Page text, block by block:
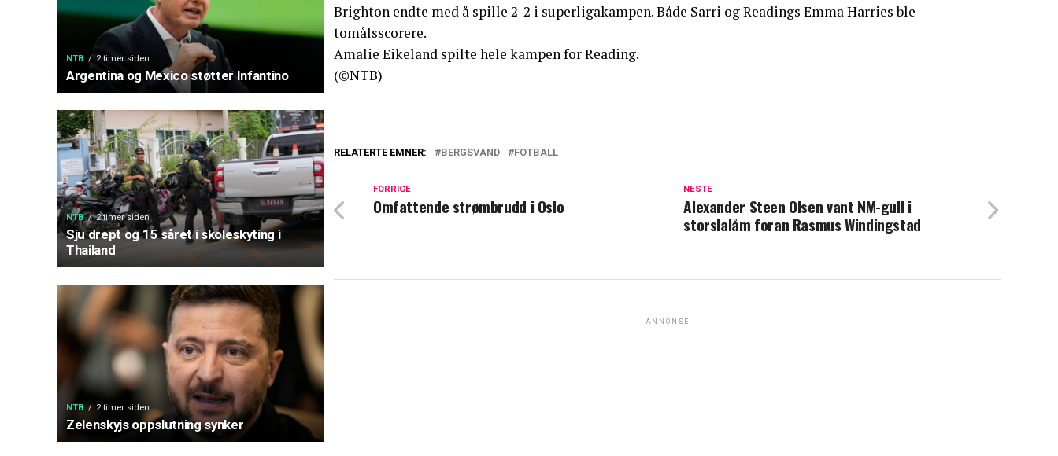
NTB 2 timer siden
Argentina og Mexico støtter Infantino
NTB 2 timer siden
Sju drept og 15 såret i skoleskyting i
Thailand
NTB 2 timer siden
Zelenskyjs oppslutning synker
Brighton endte med å spille 2-2 i superligakampen. Både Sarri og Readings Emma Harries ble
tomålsscorere.
Amalie Eikeland spilte hele kampen for Reading.
(©NTB)
RELATERTE EMNER: BERGSVAND FOTBALL
NESTE
Alexander Steen Olsen vant NM-gull i
storslalåm foran Rasmus Windingstad
FORRIGE
Omfattende strømbrudd i Oslo
ANNONSE